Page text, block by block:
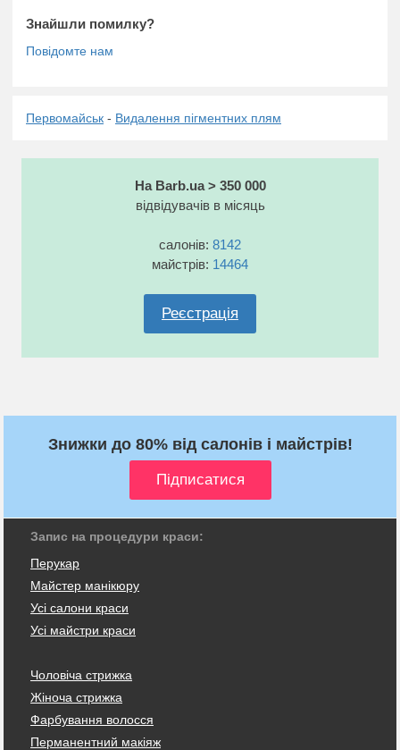
Знайшли помилку?
Первомайськ - Видалення пігментних плям
На Barb.ua > 350 000
відвідувачів в місяць
салонів: 8142
майстрів: 14464
Реєстрація
Знижки до 80% від салонів і майстрів!
Запис на процедури краси:
Перукар
Майстер манікюру
Усі салони краси
Усі майстри краси
Чоловіча стрижка
Жіноча стрижка
Фарбування волосся
Перманентний макіяж